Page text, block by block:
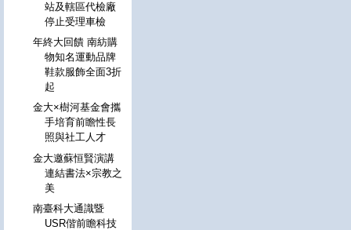
站及轄區代檢廠
停止受理車檢
年終大回饋 南紡購
物知名運動品牌
鞋款服飾全面3折
起
金大×樹河基金會攜
手培育前瞻性長
照與社工人才
金大邀蘇恒賢演講
連結書法×宗教之
美
南臺科大通識暨
USR偕前瞻科技